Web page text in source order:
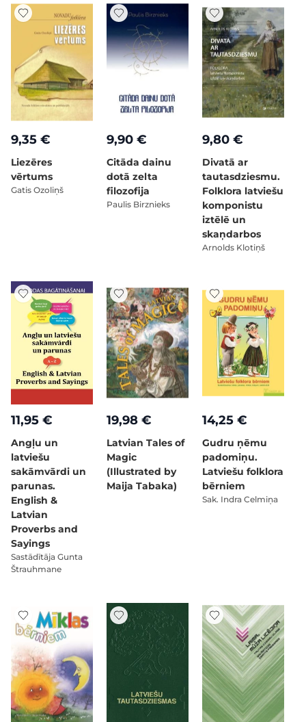
9,35 €
Liezēres
vērtums
Gatis Ozoliņš
9,90 €
Citāda dainu
dotā zelta
filozofija
Paulis Birznieks
9,80 €
Divatā ar
tautasdziesmu.
Folklora latviešu
komponistu
iztēlē un
skaņdarbos
Arnolds Klotiņš
11,95 €
Angļu un
latviešu
sakāmvārdi un
parunas.
English &
Latvian
Proverbs and
Sayings
Sastādītāja Gunta
Štrauhmane
19,98 €
Latvian Tales of
Magic
(Illustrated by
Maija Tabaka)
14,25 €
Gudru ņēmu
padomiņu.
Latviešu folklora
bērniem
Sak. Indra Celmiņa